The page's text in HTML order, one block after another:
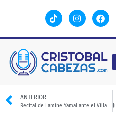
ANTERIOR
Recital de Lamine Yamal ante el Villarreal